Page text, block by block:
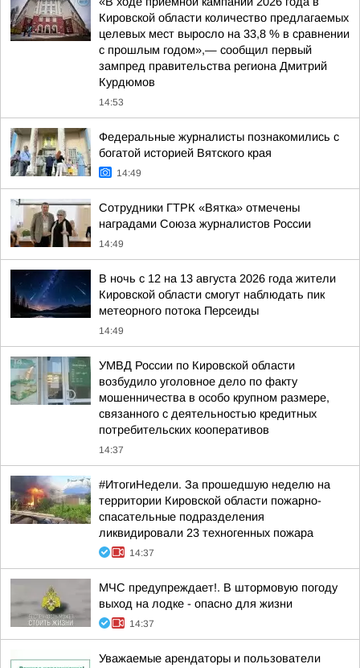
Кировской области количество предлагаемых
целевых мест выросло на 33,8 % в сравнении
с прошлым годом»,— сообщил первый
зампред правительства региона Дмитрий
Курдюмов
14:53
Федеральные журналисты познакомились с
богатой историей Вятского края
14:49
Сотрудники ГТРК «Вятка» отмечены
наградами Союза журналистов России
14:49
В ночь с 12 на 13 августа 2026 года жители
Кировской области смогут наблюдать пик
метеорного потока Персеиды
14:49
УМВД России по Кировской области
возбудило уголовное дело по факту
мошенничества в особо крупном размере,
связанного с деятельностью кредитных
потребительских кооперативов
14:37
#ИтогиНедели. За прошедшую неделю на
территории Кировской области пожарно-
спасательные подразделения
ликвидировали 23 техногенных пожара
14:37
МЧС предупреждает!. В штормовую погоду
выход на лодке - опасно для жизни
14:37
Уважаемые арендаторы и пользователи